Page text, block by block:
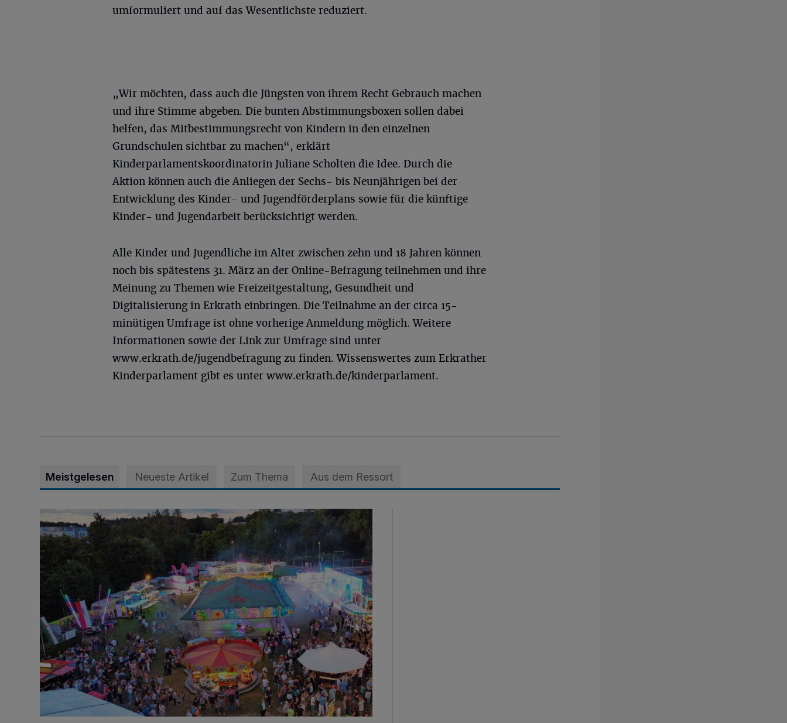
umformuliert und auf das Wesentlichste reduziert.
„Wir möchten, dass auch die Jüngsten von ihrem Recht Gebrauch machen
und ihre Stimme abgeben. Die bunten Abstimmungsboxen sollen dabei
helfen, das Mitbestimmungsrecht von Kindern in den einzelnen
Grundschulen sichtbar zu machen“, erklärt
Kinderparlamentskoordinatorin Juliane Scholten die Idee. Durch die
Aktion können auch die Anliegen der Sechs- bis Neunjährigen bei der
Entwicklung des Kinder- und Jugendförderplans sowie für die künftige
Kinder- und Jugendarbeit berücksichtigt werden.
Alle Kinder und Jugendliche im Alter zwischen zehn und 18 Jahren können
noch bis spätestens 31. März an der Online-Befragung teilnehmen und ihre
Meinung zu Themen wie Freizeitgestaltung, Gesundheit und
Digitalisierung in Erkrath einbringen. Die Teilnahme an der circa 15-
minütigen Umfrage ist ohne vorherige Anmeldung möglich. Weitere
Informationen sowie der Link zur Umfrage sind unter
www.erkrath.de/jugendbefragung zu finden. Wissenswertes zum Erkrather
Kinderparlament gibt es unter www.erkrath.de/kinderparlament.
Meistgelesen Neueste Artikel Zum Thema Aus dem Ressort
Vier Tage mit vollem Programm